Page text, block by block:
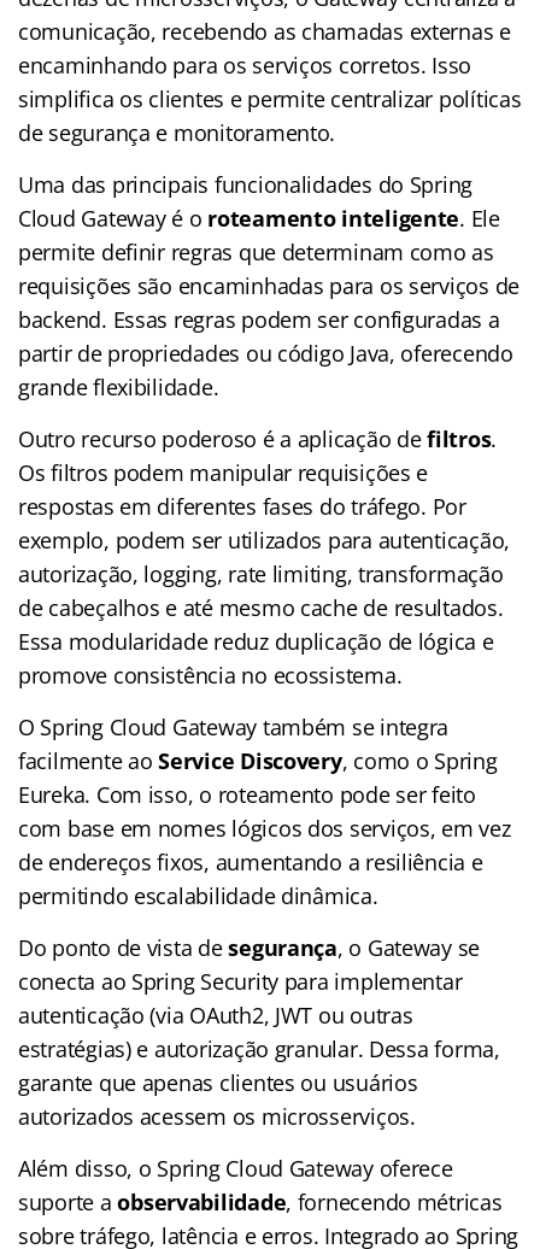
comunicação, recebendo as chamadas externas e
encaminhando para os serviços corretos. Isso
simplifica os clientes e permite centralizar políticas
de segurança e monitoramento.
Uma das principais funcionalidades do Spring
Cloud Gateway é o roteamento inteligente. Ele
permite definir regras que determinam como as
requisições são encaminhadas para os serviços de
backend. Essas regras podem ser configuradas a
partir de propriedades ou código Java, oferecendo
grande flexibilidade.
Outro recurso poderoso é a aplicação defiltros.
Os filtros podem manipular requisições e
respostas em diferentes fases do tráfego. Por
exemplo, podem ser utilizados para autenticação,
autorização, logging, rate limiting, transformação
de cabeçalhos e até mesmo cache de resultados.
Essa modularidade reduz duplicação de lógica e
promove consistência no ecossistema.
O Spring Cloud Gateway também se integra
facilmente aoService Discovery, como o Spring
Eureka. Com isso, o roteamento pode ser feito
com base em nomes lógicos dos serviços, em vez
de endereços fixos, aumentando a resiliência e
permitindo escalabilidade dinâmica.
Do ponto de vista desegurança, o Gateway se
conecta ao Spring Security para implementar
autenticação (via OAuth2, JWT ou outras
estratégias) e autorização granular. Dessa forma,
garante que apenas clientes ou usuários
autorizados acessem os microsserviços.
Além disso, o Spring Cloud Gateway oferece
suporte aobservabilidade, fornecendo métricas
sobre tráfego, latência e erros. Integrado ao Spring